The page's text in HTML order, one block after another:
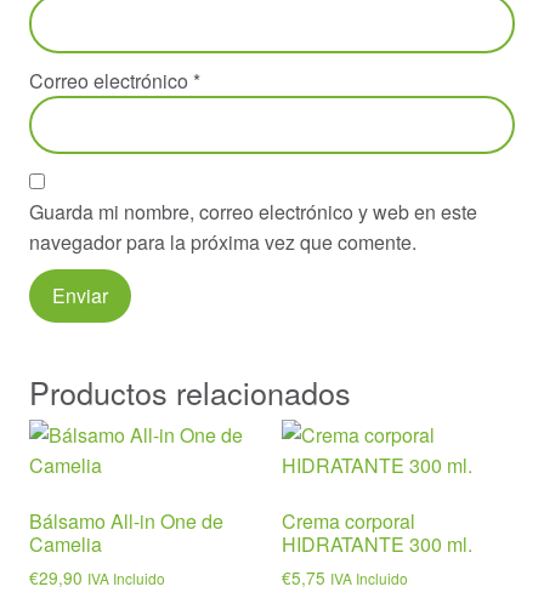
Correo electrónico *
Guarda mi nombre, correo electrónico y web en este
navegador para la próxima vez que comente.
Productos relacionados
Bálsamo All-in One de
Camelia
€29,90 IVA Incluido
Crema corporal
HIDRATANTE 300 ml.
€5,75 IVA Incluido